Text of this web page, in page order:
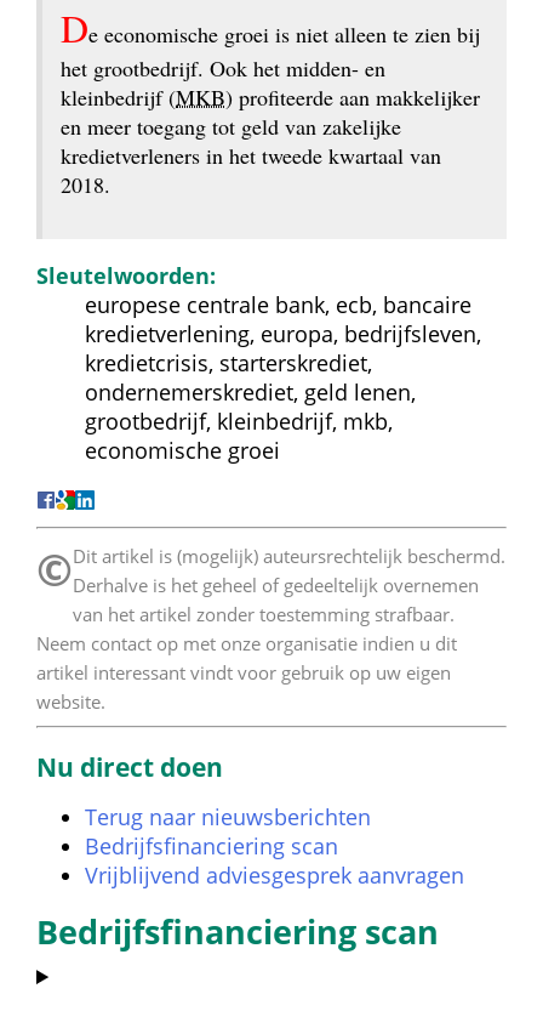
De economische groei is niet alleen te zien bij
het grootbedrijf. Ook het midden- en
kleinbedrijf (MKB) profiteerde aan makkelijker
en meer toegang tot geld van zakelijke
kredietverleners in het tweede kwartaal van
2018.
Sleutelwoorden:
europese centrale bank, ecb, bancaire
kredietverlening, europa, bedrijfsleven,
kredietcrisis, starterskrediet,
ondernemerskrediet, geld lenen,
grootbedrijf, kleinbedrijf, mkb,
economische groei
© Dit artikel is (mogelijk) auteursrechtelijk beschermd.
Derhalve is het geheel of gedeeltelijk overnemen
van het artikel zonder toestemming strafbaar.
Neem contact op met onze organisatie indien u dit
artikel interessant vindt voor gebruik op uw eigen
website.
Nu direct doen
Terug naar nieuwsberichten
Bedrijfsfinanciering scan
Vrijblijvend adviesgesprek aanvragen
Bedrijfsfinanciering scan